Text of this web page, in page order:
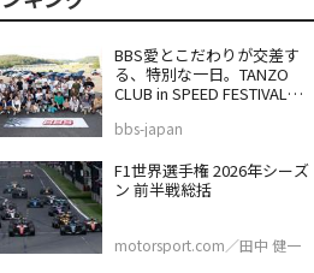
BBS愛とこだわりが交差す
る、特別な一日。TANZO
CLUB in SPEED FESTIVAL
bbs-japan
F1世界選手権 2026年シーズ
ン 前半戦総括
motorsport.com／田中 健一